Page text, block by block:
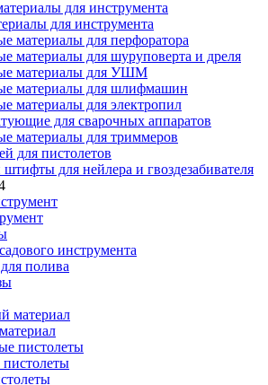
для инструмента
материалы для перфоратора
материалы для шуруповерта и дреля
материалы для УШМ
материалы для шлифмашин
материалы для электропил
для сварочных аппаратов
материалы для триммеров
для пистолетов
штифты для нейлера и гвоздезабивателя
инструмента
полива